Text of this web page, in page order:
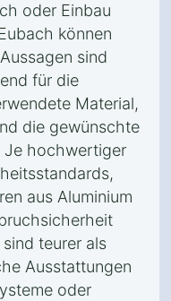
oder Einbau
können
sind
für die
Material,
die gewünschte
Je hochwertiger
aus Aluminium
teurer als
Ausstattungen
oder